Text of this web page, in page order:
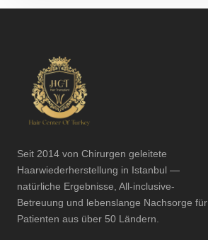
Seit 2014 von Chirurgen geleitete
Haarwiederherstellung in Istanbul —
natürliche Ergebnisse, All-inclusive-
Betreuung und lebenslange Nachsorge für
Patienten aus über 50 Ländern.